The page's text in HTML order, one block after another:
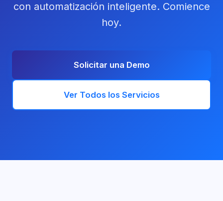
con automatización inteligente. Comience
hoy.
Solicitar una Demo
Ver Todos los Servicios